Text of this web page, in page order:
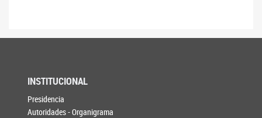
INSTITUCIONAL
Presidencia
Autoridades - Organigrama